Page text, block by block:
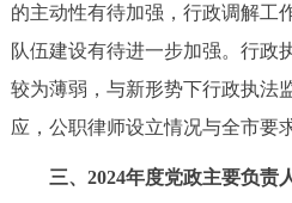
的主动性有待加强，行政调解工
队伍建设有待进一步加强。行政
较为薄弱，与新形势下行政执法
应，公职律师设立情况与全市要
三、2024年度党政主要负责